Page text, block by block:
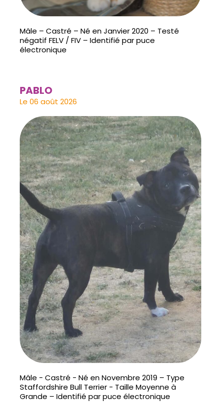
Mâle – Castré – Né en Janvier 2020 – Testé
négatif FELV / FIV – Identifié par puce
électronique
PABLO
Le 06 août 2026
Mâle - Castré - Né en Novembre 2019 – Type
Staffordshire Bull Terrier - Taille Moyenne à
Grande – Identifié par puce électronique